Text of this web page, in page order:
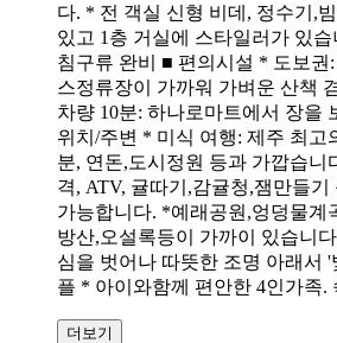
다. * 전 객실 신형 비데, 정수기,
있고 1층 거실에 스타일러가 있
침구류 완비 ■ 편의시설 * 도보권
스정류장이 가까워 가벼운 산책
차량 10분: 하나로마트에서 장을
위치/주변 * 미식 여행: 제주 최고
분, 연돈,도시정원 등과 가깝습니
격, ATV, 귤따기,감귤청,잼만들기
가능합니다. *예래공원,엉덩물계
방산,오설록등이 가까이 있습니
심을 벗어나 따뜻한 조명 아래서
플 * 아이와함께 편안한 4인가족.
더보기